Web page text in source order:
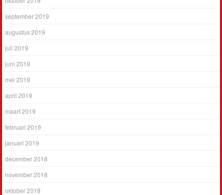
september 2019
augustus 2019
juli 2019
juni 2019
mei 2019
april 2019
maart 2019
februari 2019
januari 2019
december 2018
november 2018
oktober 2018